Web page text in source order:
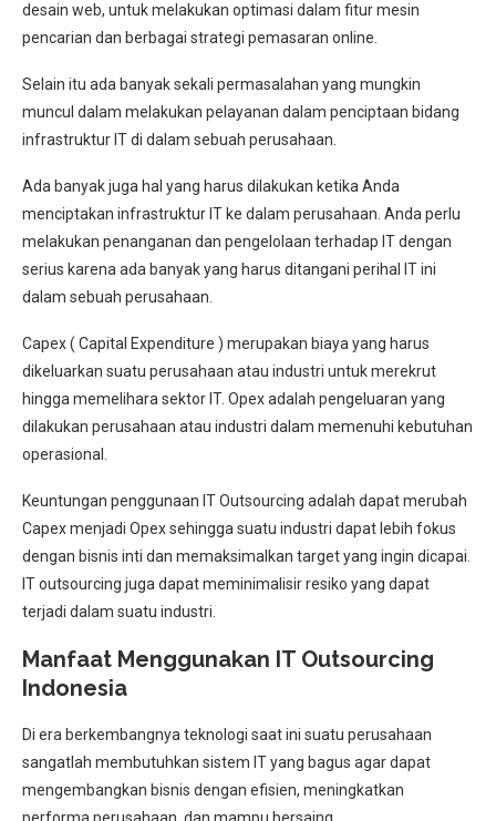
desain web, untuk melakukan optimasi dalam fitur mesin
pencarian dan berbagai strategi pemasaran online.
Selain itu ada banyak sekali permasalahan yang mungkin
muncul dalam melakukan pelayanan dalam penciptaan bidang
infrastruktur IT di dalam sebuah perusahaan.
Ada banyak juga hal yang harus dilakukan ketika Anda
menciptakan infrastruktur IT ke dalam perusahaan. Anda perlu
melakukan penanganan dan pengelolaan terhadap IT dengan
serius karena ada banyak yang harus ditangani perihal IT ini
dalam sebuah perusahaan.
Capex ( Capital Expenditure ) merupakan biaya yang harus
dikeluarkan suatu perusahaan atau industri untuk merekrut
hingga memelihara sektor IT. Opex adalah pengeluaran yang
dilakukan perusahaan atau industri dalam memenuhi kebutuhan
operasional.
Keuntungan penggunaan IT Outsourcing adalah dapat merubah
Capex menjadi Opex sehingga suatu industri dapat lebih fokus
dengan bisnis inti dan memaksimalkan target yang ingin dicapai.
IT outsourcing juga dapat meminimalisir resiko yang dapat
terjadi dalam suatu industri.
Manfaat Menggunakan IT Outsourcing
Indonesia
Di era berkembangnya teknologi saat ini suatu perusahaan
sangatlah membutuhkan sistem IT yang bagus agar dapat
mengembangkan bisnis dengan efisien, meningkatkan